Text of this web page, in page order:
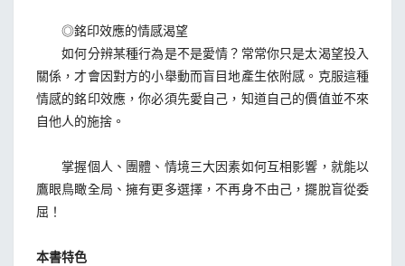
◎銘印效應的情感渴望
如何分辨某種行為是不是愛情？常常你只是太渴望投入
關係，才會因對方的小舉動而盲目地產生依附感。克服這種
情感的銘印效應，你必須先愛自己，知道自己的價值並不來
自他人的施捨。
掌握個人、團體、情境三大因素如何互相影響，就能以
鷹眼鳥瞰全局、擁有更多選擇，不再身不由己，擺脫盲從委
屈！
本書特色